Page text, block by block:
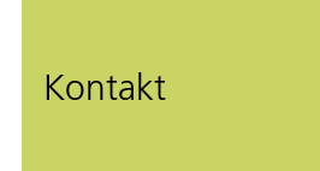
Kontakt